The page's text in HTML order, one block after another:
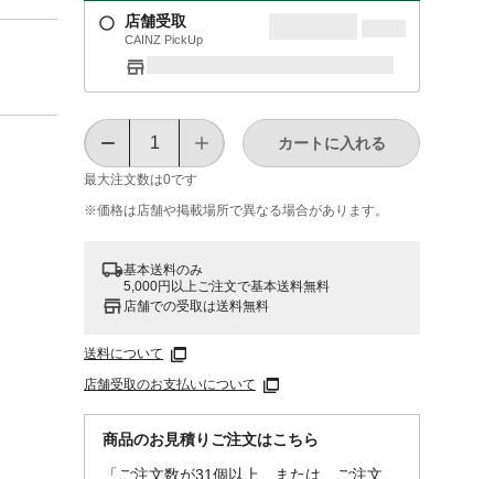
店舗受取
CAINZ PickUp
最大注文数は0です
カートに入れる
※価格は​店舗や​掲載場所で​異なる​場合が​あります。
基本送料のみ
5,000円以上ご注文で基本送料無料
店舗での受取は送料無料
送料について
店舗受取のお支払いについて
商品のお見積りご注文はこちら
「ご注文数が31個以上、または、ご注文